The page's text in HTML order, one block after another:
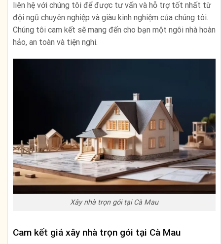
liên hệ với chúng tôi để được tư vấn và hỗ trợ tốt nhất từ
đội ngũ chuyên nghiệp và giàu kinh nghiệm của chúng tôi.
Chúng tôi cam kết sẽ mang đến cho bạn một ngôi nhà hoàn
hảo, an toàn và tiện nghi.
Xây nhà trọn gói tại Cà Mau
Cam kết giá xây nhà trọn gói tại Cà Mau